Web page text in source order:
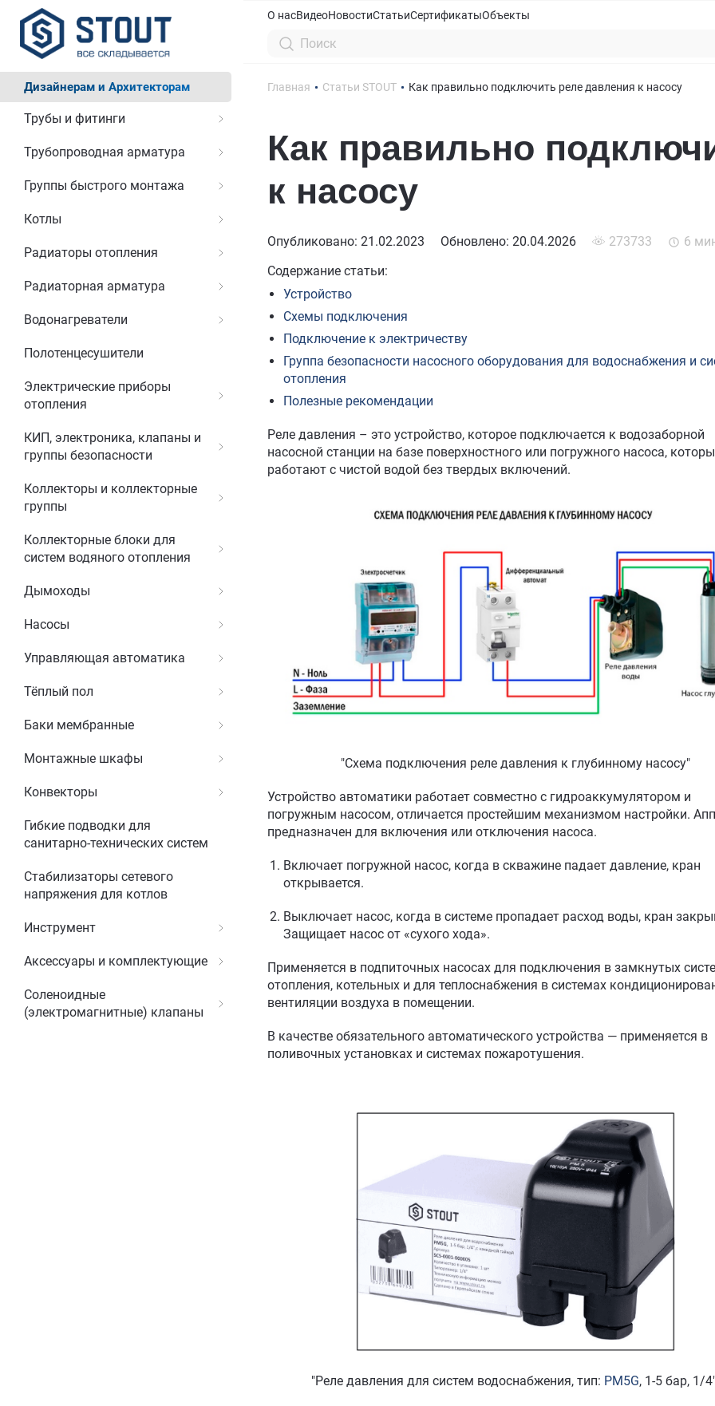
Дизайнерам и Архитекторам
Трубы и фитинги
Трубопроводная арматура
Группы быстрого монтажа
Котлы
Радиаторы отопления
Радиаторная арматура
Водонагреватели
Полотенцесушители
Электрические приборы
отопления
КИП, электроника, клапаны и
группы безопасности
Коллекторы и коллекторные
группы
Коллекторные блоки для
систем водяного отопления
Дымоходы
Насосы
Управляющая автоматика
Тёплый пол
Баки мембранные
Монтажные шкафы
Конвекторы
Гибкие подводки для
санитарно-технических систем
Стабилизаторы сетевого
напряжения для котлов
Инструмент
Аксессуары и комплектующие
Соленоидные
(электромагнитные) клапаны
О насВидеоНовостиСтатьиСертификатыОбъекты
Главная Статьи STOUT Как правильно подключить реле давления к насосу
Как правильно
к насосу
Опубликовано: 21.02.2023 Обновлено: 20.04.2026 273733
6
Содержание статьи:
Устройство
Схемы подключения
Подключение к электричеству
Группа безопасности насосного оборудования для водоснабжения и
отопления
Полезные рекомендации
Реле давления – это устройство, которое подключается к водозаборной
насосной станции на базе поверхностного или погружного насоса,
работают с чистой водой без твердых включений.
"Схема подключения реле давления к глубинному насосу"
Устройство автоматики работает совместно с гидроаккумулятором и
погружным насосом, отличается простейшим механизмом настройки.
предназначен для включения или отключения насоса.
Включает погружной насос, когда в скважине падает давление, кран
открывается.
Выключает насос, когда в системе пропадает расход воды, кран
Защищает насос от «сухого хода».
Применяется в подпиточных насосах для подключения в замкнутых
отопления, котельных и для теплоснабжения в системах
вентиляции воздуха в помещении.
В качестве обязательного автоматического устройства — применяется в
поливочных установках и системах пожаротушения.
"Реле давления для систем водоснабжения, тип: PM5G, 1-5 бар, 1/